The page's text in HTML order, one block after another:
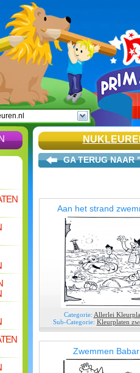
GA TERUG NAAR
Aan het strand
Categorie: Allerlei
Sub-Categorie: Kleurplaten
Zwemmen Babar